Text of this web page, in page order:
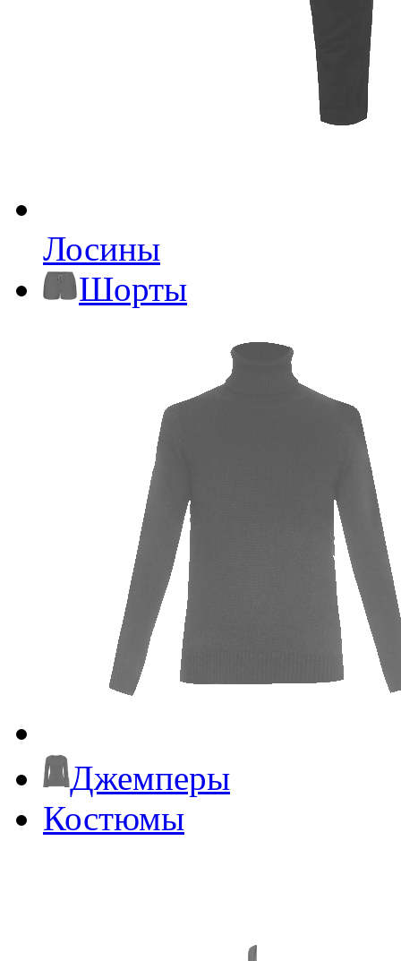
Лосины
Шорты
Джемперы
Костюмы